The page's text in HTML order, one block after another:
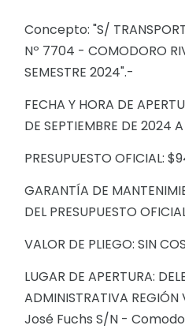
Concepto: "S/
Nº 7704 - COMODORO
SEMESTRE 2024".-
FECHA Y HORA DE
DE SEPTIEMBRE DE 2024 A
PRESUPUESTO OFICIAL:
GARANTÍA DE
DEL PRESUPUESTO
VALOR DE PLIEGO: SIN
LUGAR DE APERTURA:
ADMINISTRATIVA
José Fuchs S/N -